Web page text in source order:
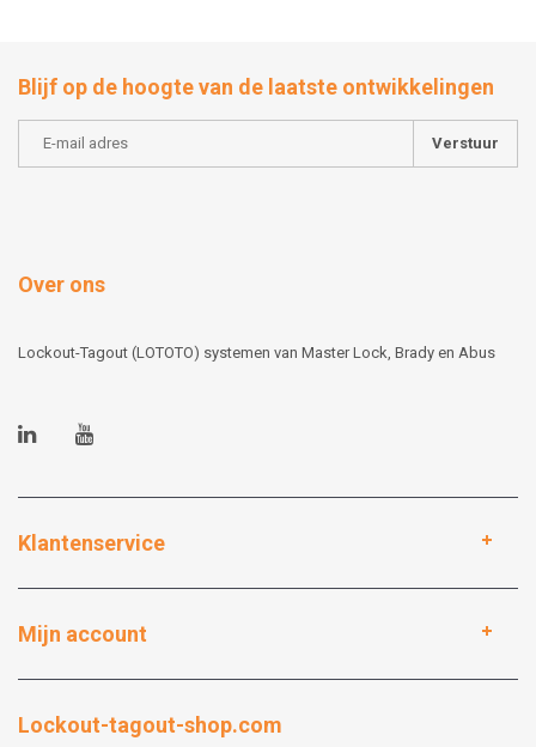
Blijf op de hoogte van de laatste ontwikkelingen
Verstuur
Over ons
Lockout-Tagout (LOTOTO) systemen van Master Lock, Brady en Abus
Klantenservice
Mijn account
Lockout-tagout-shop.com